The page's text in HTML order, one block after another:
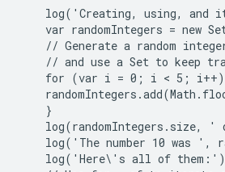
log('Creating, using, and
var randomIntegers = new
// Generate a random
// and use a Set to keep
for (var i = 0; i < 5;
    }
log(randomIntegers.size, '
log('The number 10 was ',
log('Here\'s all of